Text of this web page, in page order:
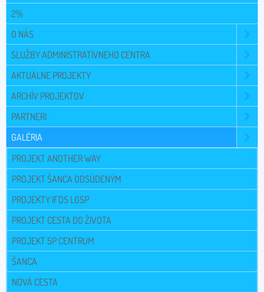
2%
O NÁS
SLUŽBY ADMINISTRATÍVNEHO CENTRA
AKTUÁLNE PROJEKTY
ARCHÍV PROJEKTOV
PARTNERI
GALÉRIA
PROJEKT ANOTHER WAY
PROJEKT ŠANCA ODSÚDENÝM
PROJEKTY IFDS LGSP
PROJEKT CESTA DO ŽIVOTA
PROJEKT 5P CENTRUM
ŠANCA
NOVÁ CESTA